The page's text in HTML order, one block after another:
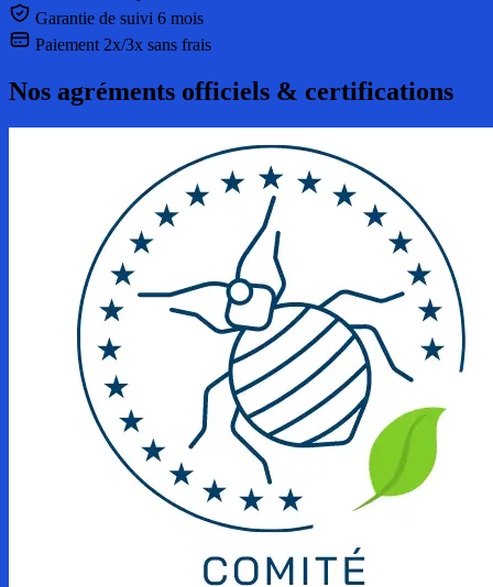
Garantie de suivi 6 mois
Paiement 2x/3x sans frais
Nos agréments officiels & certifications